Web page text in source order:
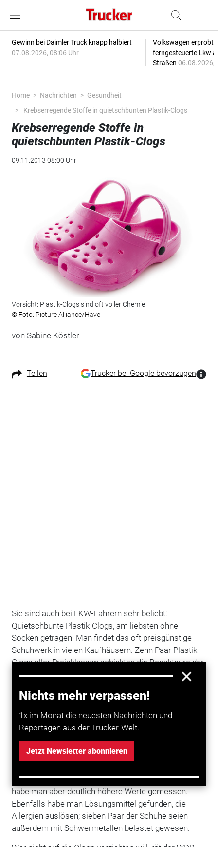
Gewinn bei Daimler Truck knapp halbiert
07.08.2026, 08:06 Uhr
Volkswagen erprobt
ferngesteuerte Lkw
Straßen 06.08.2026,
Home Nachrichten
Gesundheit
Krebserregende Stoffe in quietschbunten Plastik-Clogs
Krebserregende Stoffe in
quietschbunten Plastik-Clogs
09.11.2013 08:00 Uhr
Vorsicht: Plastik-Clogs sind oft voller Chemie
© Foto: Picture Alliance/Havel
von Sabine Köstler
Teilen Trucker bei Google bevorzugen
Nichts mehr verpassen!
1x im Monat die neuesten Nachrichten und
Reportagen aus der Trucker-Welt.
Jetzt Newsletter abonnieren
Sie sind auch bei LKW-Fahrern sehr beliebt:
Quietschbunte Plastik-Clogs, am liebsten ohne
Socken getragen. Man findet das oft preisgünstige
Schuhwerk in vielen Kaufhäusern. Zehn Paar Plastik-
Clogs aller Preisklassen schickten die Redakteure der
Sendung "WDR2-Quintessenz" nun zur Analyse ins
gelangen jede Menge schädlicher Stoffe an die Haut.
Besonders problematisch, so der WDR, sind
Polyzyklische Aromatische Kohlenwasserstoffe PAK.
Sechs der zehn Paare enthielten PAK, für das das
niedrigen Grenzwert fordere, heißt es. In den Schuhen
habe man aber deutlich höhere Werte gemessen.
Ebenfalls habe man Lösungsmittel gefunden, die
Allergien auslösen; sieben Paar der Schuhe seien
außerdem mit Schwermetallen belastet gewesen.